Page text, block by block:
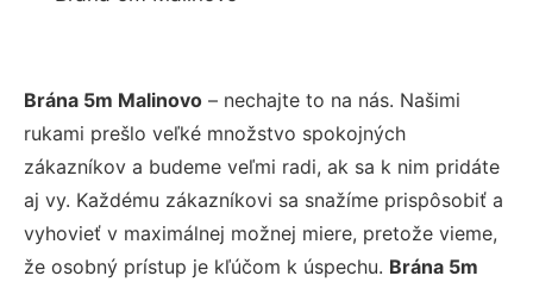
Brána 5m Malinovo – nechajte to na nás. Našimi
rukami prešlo veľké množstvo spokojných
zákazníkov a budeme veľmi radi, ak sa k nim pridáte
aj vy. Každému zákazníkovi sa snažíme prispôsobiť a
vyhovieť v maximálnej možnej miere, pretože vieme,
že osobný prístup je kľúčom k úspechu. Brána 5m